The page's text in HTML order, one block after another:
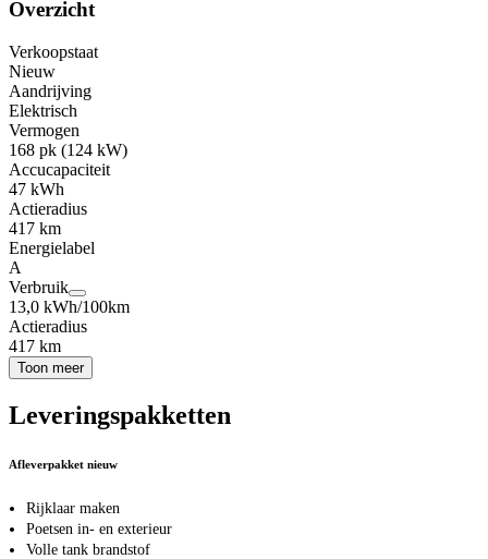
Overzicht
Verkoopstaat
Nieuw
Aandrijving
Elektrisch
Vermogen
168 pk (124 kW)
Accucapaciteit
47 kWh
Actieradius
417 km
Energielabel
A
Verbruik
13,0 kWh/100km
Actieradius
417 km
Toon meer
Leveringspakketten
Afleverpakket nieuw
Rijklaar maken
Poetsen in- en exterieur
Volle tank brandstof